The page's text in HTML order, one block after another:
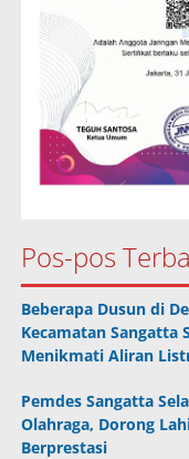
Pos-pos
Beberapa Dusun di
Kecamatan Sangatta
Menikmati Aliran
Pemdes Sangatta
Olahraga, Dorong
Berprestasi